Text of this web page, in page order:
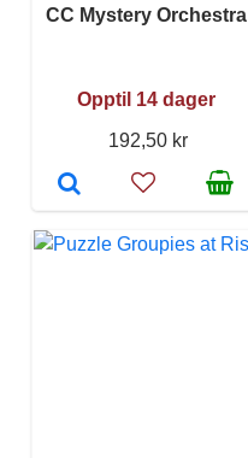
CC Mystery Orchestra
Opptil 14 dager
192,50 kr